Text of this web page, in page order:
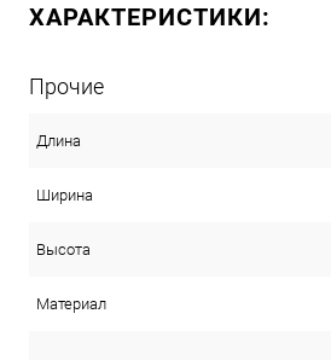
ХАРАКТЕРИСТИКИ:
Прочие
Длина
Ширина
Высота
Материал